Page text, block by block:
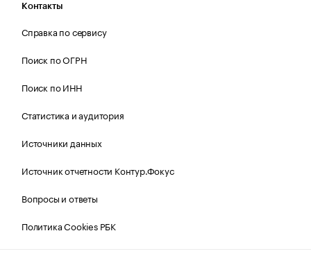
Контакты
Справка по сервису
Поиск по ОГРН
Поиск по ИНН
Статистика и аудитория
Источники данных
Источник отчетности Контур.Фокус
Вопросы и ответы
Политика Cookies РБК